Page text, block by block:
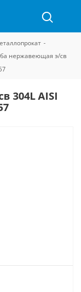
-
нержавеющая э/св
304L AISI